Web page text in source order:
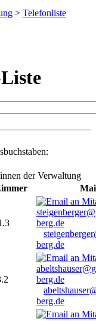
> Telefonliste
der Verwaltung
berg.de
berg.de